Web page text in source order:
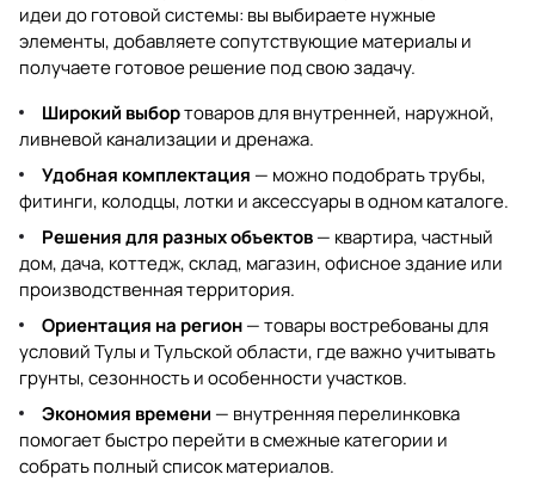
идеи до готовой системы: вы выбираете нужные
элементы, добавляете сопутствующие материалы и
получаете готовое решение под свою задачу.
Широкий выбортоваров для внутренней, наружной,
ливневой канализации и дренажа.
Удобная комплектация — можно подобрать трубы,
фитинги, колодцы, лотки и аксессуары в одном каталоге.
Решения для разных объектов— квартира, частный
дом, дача, коттедж, склад, магазин, офисное здание или
производственная территория.
Ориентация на регион— товары востребованы для
условий Тулы и Тульской области, где важно учитывать
грунты, сезонность и особенности участков.
Экономия времени — внутренняя перелинковка
помогает быстро перейти в смежные категории и
собрать полный список материалов.